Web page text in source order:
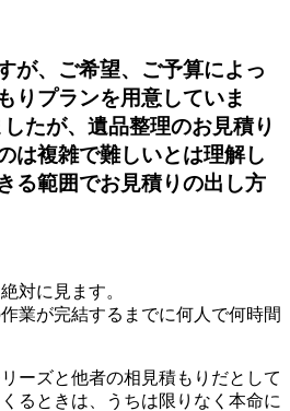
が、ご希望、ご予算によっ
りプランを用意していま
たが、遺品整理のお見積り
は複雑で難しいとは理解し
る範囲でお見積りの出し方
対に見ます。
業が完結するまでに何人で何時間
ーズと他者の相見積もりだとして
るときは、うちは限りなく本命に